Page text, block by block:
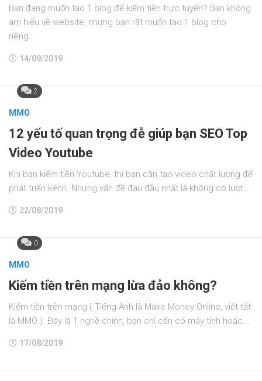
Bạn đang muốn tạo 1 blog để kiếm tiền trực tuyến? Bạn không
am hiểu về website, nhưng bạn rất muốn tạo 1 blog cho
riêng...
14/09/2019
2
MMO
12 yếu tố quan trọng đễ giúp bạn SEO Top
Video Youtube
Khi bạn kiếm tiền Youtube, thì bạn cần tạo video chất lượng để
phát triển kênh. Nhưng vấn đề đau đầu nhất là không có lượt...
22/08/2019
0
MMO
Kiếm tiền trên mạng lừa đảo không?
Kiếm tiền trên mạng ( Tiếng Anh là Make Money Online, viết tắt
là MMO ). Đây là 1 nghề chính, bạn chỉ cần có máy tính hoặc...
17/08/2019